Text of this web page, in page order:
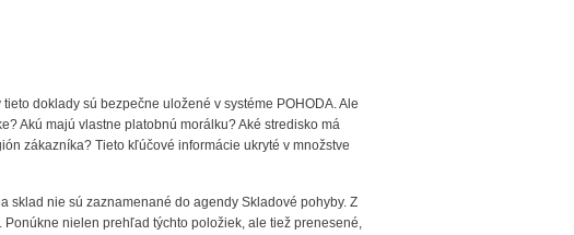
doklady sú bezpečne uložené v systéme POHODA. Ale
Akú majú vlastne platobnú morálku? Aké stredisko má
zákazníka? Tieto kľúčové informácie ukryté v množstve
sklad nie sú zaznamenané do agendy Skladové pohyby. Z
nielen prehľad týchto položiek, ale tiež prenesené,